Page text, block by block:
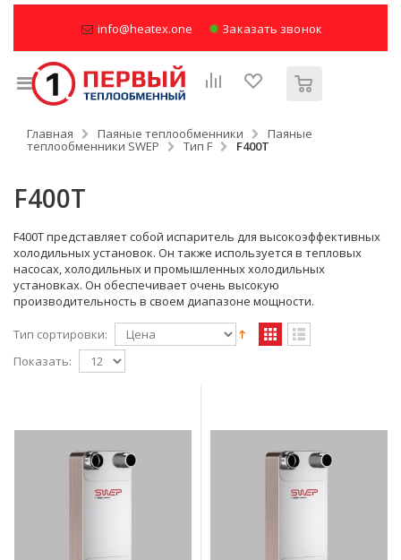
info@heatex.one Заказать звонок
Главная Паяные теплообменники Паяные
теплообменники SWEP Тип F F400T
F400T
F400T представляет собой испаритель для высокоэффективных
холодильных установок. Он также используется в тепловых
насосах, холодильных и промышленных холодильных
установках. Он обеспечивает очень высокую
производительность в своем диапазоне мощности.
Тип сортировки:
Показать: